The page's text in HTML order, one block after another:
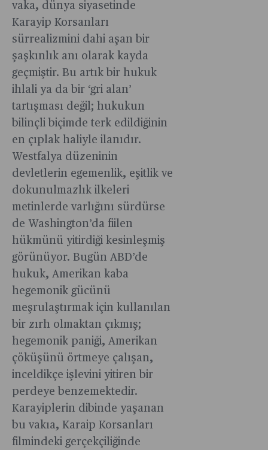
vaka, dünya siyasetinde
Karayip Korsanları
sürrealizmini dahi aşan bir
şaşkınlık anı olarak kayda
geçmiştir. Bu artık bir hukuk
ihlali ya da bir ‘gri alan’
tartışması değil; hukukun
bilinçli biçimde terk edildiğinin
en çıplak haliyle ilanıdır.
Westfalya düzeninin
devletlerin egemenlik, eşitlik ve
dokunulmazlık ilkeleri
metinlerde varlığını sürdürse
de Washington’da fiilen
hükmünü yitirdiği kesinleşmiş
görünüyor. Bugün ABD’de
hukuk, Amerikan kaba
hegemonik gücünü
meşrulaştırmak için kullanılan
bir zırh olmaktan çıkmış;
hegemonik paniği, Amerikan
çöküşünü örtmeye çalışan,
inceldikçe işlevini yitiren bir
perdeye benzemektedir.
Karayiplerin dibinde yaşanan
bu vakıa, Karaip Korsanları
filmindeki gerçekçiliğinde